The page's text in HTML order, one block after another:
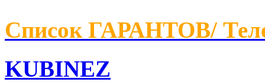
Список ГАРАНТОВ/
KUBINEZ